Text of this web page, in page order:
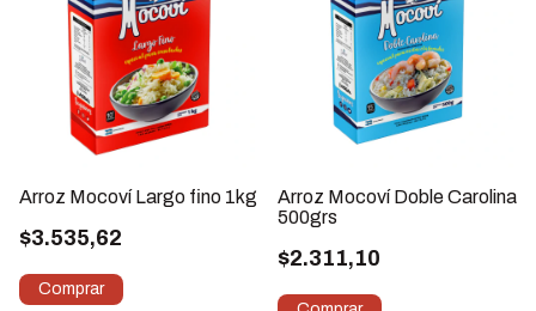
Arroz Mocoví Largo fino 1kg
$3.535,62
Arroz Mocoví Doble Carolina
500grs
$2.311,10